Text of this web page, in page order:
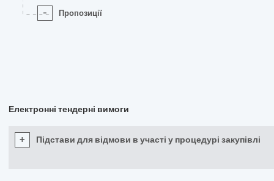
- Пропозиції
Електронні тендерні вимоги
+ Підстави для відмови в участі у процедурі закупівлі